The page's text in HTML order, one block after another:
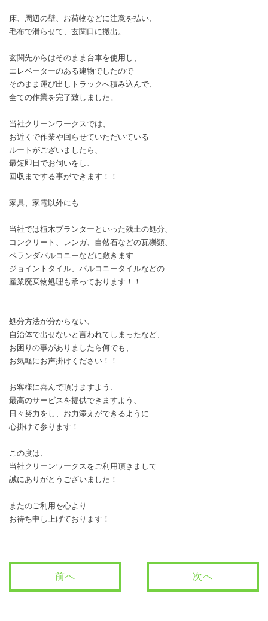
床、周辺の壁、お荷物などに注意を払い、
毛布で滑らせて、玄関口に搬出。
玄関先からはそのまま台車を使用し、
エレベーターのある建物でしたので
そのまま運び出しトラックへ積み込んで、
全ての作業を完了致しました。
当社クリーンワークスでは、
お近くで作業や回らせていただいている
ルートがございましたら、
最短即日でお伺いをし、
回収までする事ができます！！
家具、家電以外にも
当社では植木プランターといった残土の処分、
コンクリート、レンガ、自然石などの瓦礫類、
ベランダバルコニーなどに敷きます
ジョイントタイル、バルコニータイルなどの
産業廃棄物処理も承っております！！
処分方法が分からない、
自治体で出せないと言われてしまったなど、
お困りの事がありましたら何でも、
お気軽にお声掛けください！！
お客様に喜んで頂けますよう、
最高のサービスを提供できますよう、
日々努力をし、お力添えができるように
心掛けて参ります！
この度は、
当社クリーンワークスをご利用頂きまして
誠にありがとうございました！
またのご利用を心より
お待ち申し上げております！
前へ 次へ